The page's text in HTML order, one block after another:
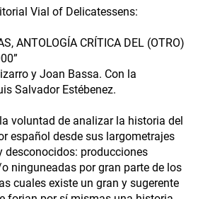
Vial of Delicatessens:
ANTOLOGÍA CRÍTICA DEL (OTRO)
y Joan Bassa. Con la
Salvador Estébenez.
voluntad de analizar la historia del
español desde sus largometrajes
desconocidos: producciones
ninguneadas por gran parte de los
cuales existe un gran y sugerente